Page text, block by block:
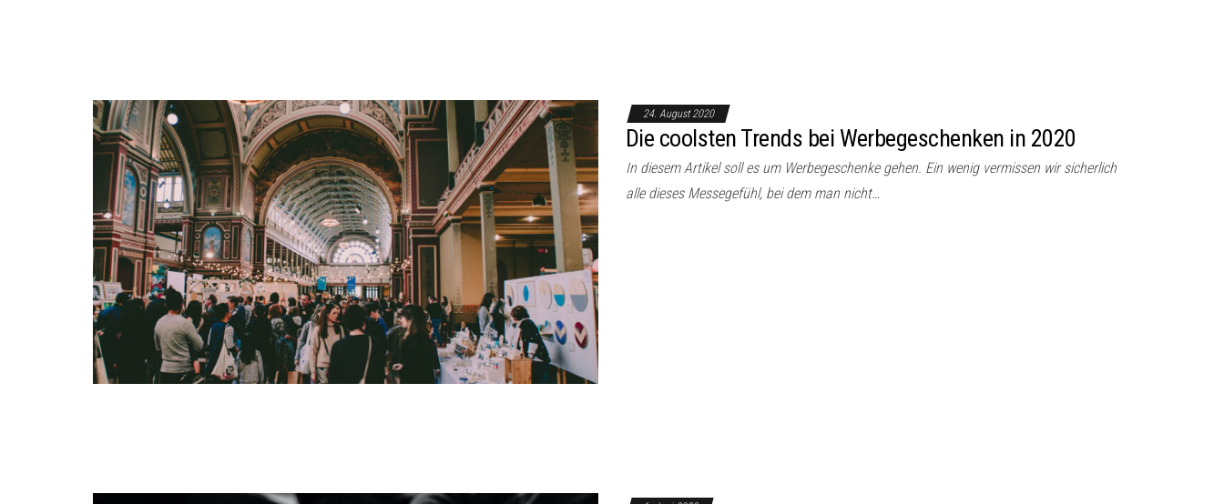
24. August 2020
Die coolsten Trends bei Werbegeschenken in 2020
In diesem Artikel soll es um Werbegeschenke gehen. Ein wenig vermissen wir sicherlich
alle dieses Messegefühl, bei dem man nicht…